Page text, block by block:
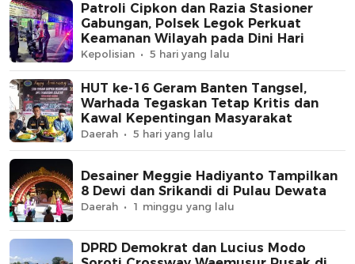
Patroli Cipkon dan Razia Stasioner
Gabungan, Polsek Legok Perkuat
Keamanan Wilayah pada Dini Hari
Kepolisian 5 hari yang lalu
HUT ke-16 Geram Banten Tangsel,
Warhada Tegaskan Tetap Kritis dan
Kawal Kepentingan Masyarakat
Daerah 5 hari yang lalu
Desainer Meggie Hadiyanto Tampilkan
8 Dewi dan Srikandi di Pulau Dewata
Daerah 1 minggu yang lalu
DPRD Demokrat dan Lucius Modo